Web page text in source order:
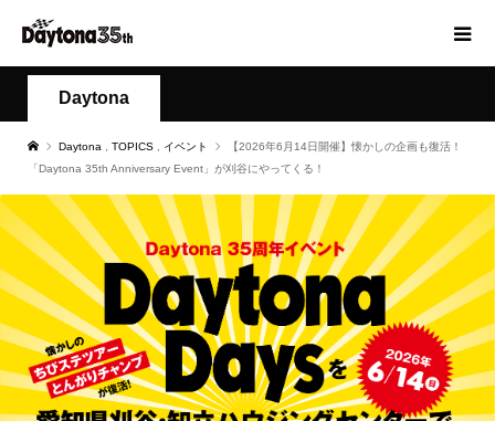
Daytona
Daytona TOPICS イベント
【2026年6月14日開催】懐かしの企画も復活！
「Daytona 35th Anniversary Event」が刈谷にやってくる！